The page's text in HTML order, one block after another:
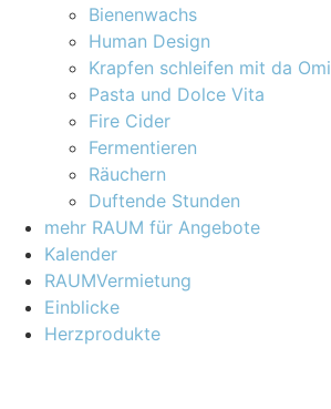
Bienenwachs
Human Design
Krapfen schleifen mit da Omi
Pasta und Dolce Vita
Fire Cider
Fermentieren
Räuchern
Duftende Stunden
mehr RAUM für Angebote
Kalender
RAUMVermietung
Einblicke
Herzprodukte